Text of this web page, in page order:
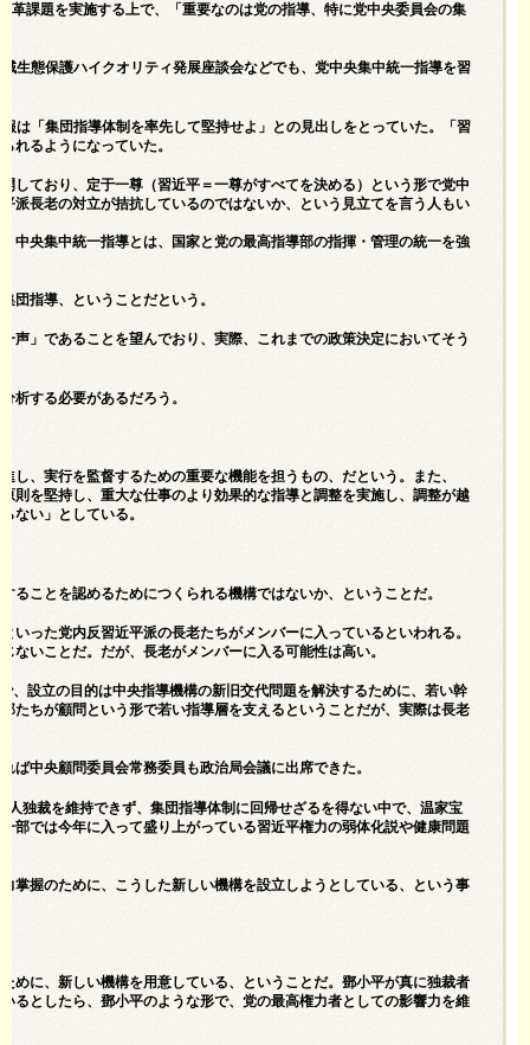
課題を実施する上で、「重要なのは党の指導、特に党中央委員会の集
生態保護ハイクオリティ発展座談会などでも、党中央集中統一指導を習
は「集団指導体制を率先して堅持せよ」との見出しをとっていた。「習
れるようになっていた。
しており、定于一尊（習近平＝一尊がすべてを決める）という形で党中
派長老の対立が拮抗しているのではないか、という見立てを言う人もい
中央集中統一指導とは、国家と党の最高指導部の指揮・管理の統一を強
団指導、ということだという。
声」であることを望んでおり、実際、これまでの政策決定においてそう
析する必要があるだろう。
、実行を監督するための重要な機能を担うもの、だという。また、
則を堅持し、重大な仕事のより効果的な指導と調整を実施し、調整が越
ない」としている。
ことを認めるためにつくられる機構ではないか、ということだ。
った党内反習近平派の長老たちがメンバーに入っているといわれる。
ないことだ。だが、長老がメンバーに入る可能性は高い。
設立の目的は中央指導機構の新旧交代問題を解決するために、若い幹
たちが顧問という形で若い指導層を支えるということだが、実際は長老
ば中央顧問委員会常務委員も政治局会議に出席できた。
独裁を維持できず、集団指導体制に回帰せざるを得ない中で、温家宝
部では今年に入って盛り上がっている習近平権力の弱体化説や健康問題
掌握のために、こうした新しい機構を設立しようとしている、という事
めに、新しい機構を用意している、ということだ。鄧小平が真に独裁者
るとしたら、鄧小平のような形で、党の最高権力者としての影響力を維